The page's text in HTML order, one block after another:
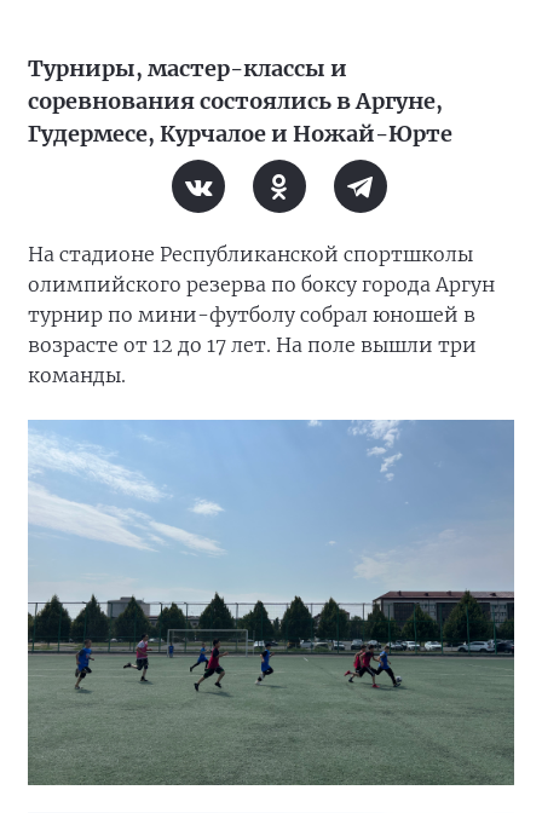
Турниры, мастер-классы и
соревнования состоялись в Аргуне,
Гудермесе, Курчалое и Ножай-Юрте
На стадионе Республиканской спортшколы
олимпийского резерва по боксу города Аргун
турнир по мини-футболу собрал юношей в
возрасте от 12 до 17 лет. На поле вышли три
команды.